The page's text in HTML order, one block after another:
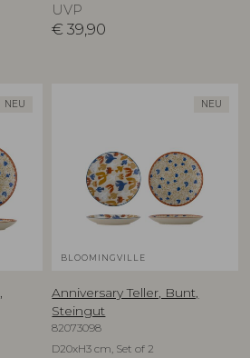
UVP
€ 39,90
NEU NEU
BLOOMINGVILLE
Anniversary Teller, Bunt,
Steingut
82073098
D20xH3 cm, Set of 2